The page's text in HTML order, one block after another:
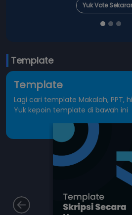
Yuk Vote
Template
Template
Lagi cari template Makalah, PPT,
Yuk kepoin template di bawah ini